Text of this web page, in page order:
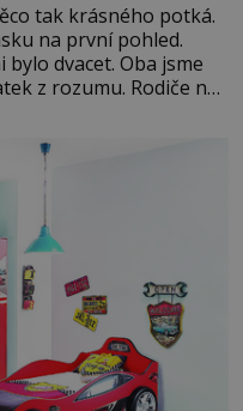
tak krásného potká.
na první pohled.
bylo dvacet. Oba jsme
z rozumu. Rodiče nás